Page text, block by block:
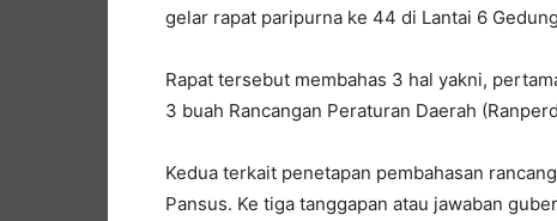
gelar rapat paripurna ke 44 di Lantai 6
Rapat tersebut membahas 3 hal yakni,
3 buah Rancangan Peraturan Daerah
Kedua terkait penetapan pembahasan
Pansus. Ke tiga tanggapan atau jawaban